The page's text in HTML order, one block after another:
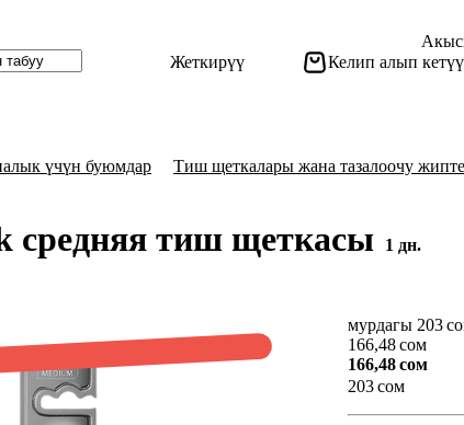
Жеткирүү Келип алып кетүү
үчүн буюмдар Тиш щеткалары жана тазалоочу
средняя тиш щеткасы 1 дн.
мурдагы 203
166,48 сом
166,48 сом
203 сом